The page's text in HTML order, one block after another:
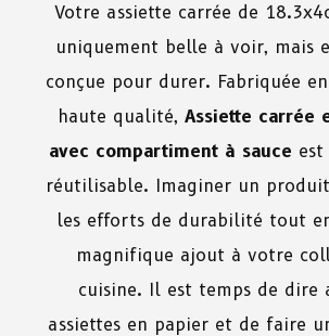
Votre assiette carrée de
uniquement belle à voir, mais
conçue pour durer. Fabriquée
haute qualité, Assiette carrée
avec compartiment à sauce
réutilisable. Imaginer un
les efforts de durabilité tout
magnifique ajout à votre
cuisine. Il est temps de dire
assiettes en papier et de faire